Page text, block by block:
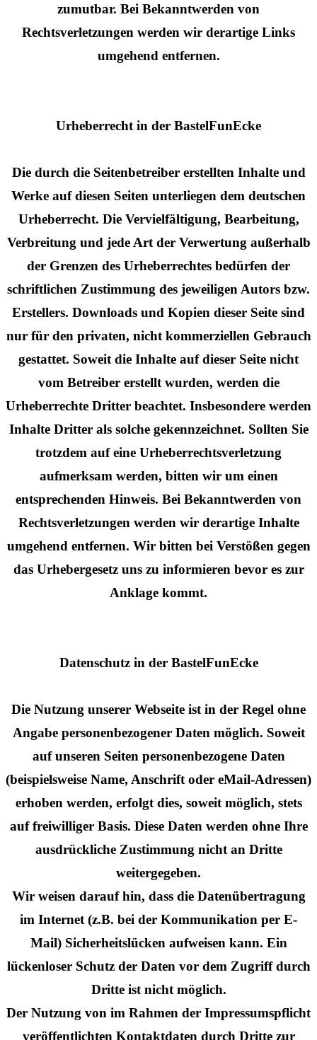
zumutbar. Bei Bekanntwerden von
Rechtsverletzungen werden wir derartige Links
umgehend entfernen.
Urheberrecht in der BastelFunEcke
Die durch die Seitenbetreiber erstellten Inhalte und
Werke auf diesen Seiten unterliegen dem deutschen
Urheberrecht. Die Vervielfältigung, Bearbeitung,
Verbreitung und jede Art der Verwertung außerhalb
der Grenzen des Urheberrechtes bedürfen der
schriftlichen Zustimmung des jeweiligen Autors bzw.
Erstellers. Downloads und Kopien dieser Seite sind
nur für den privaten, nicht kommerziellen Gebrauch
gestattet. Soweit die Inhalte auf dieser Seite nicht
vom Betreiber erstellt wurden, werden die
Urheberrechte Dritter beachtet. Insbesondere werden
Inhalte Dritter als solche gekennzeichnet. Sollten Sie
trotzdem auf eine Urheberrechtsverletzung
aufmerksam werden, bitten wir um einen
entsprechenden Hinweis. Bei Bekanntwerden von
Rechtsverletzungen werden wir derartige Inhalte
umgehend entfernen. Wir bitten bei Verstößen gegen
das Urhebergesetz uns zu informieren bevor es zur
Anklage kommt.
Datenschutz in der BastelFunEcke
Die Nutzung unserer Webseite ist in der Regel ohne
Angabe personenbezogener Daten möglich. Soweit
auf unseren Seiten personenbezogene Daten
(beispielsweise Name, Anschrift oder eMail-Adressen)
erhoben werden, erfolgt dies, soweit möglich, stets
auf freiwilliger Basis. Diese Daten werden ohne Ihre
ausdrückliche Zustimmung nicht an Dritte
weitergegeben.
Wir weisen darauf hin, dass die Datenübertragung
im Internet (z.B. bei der Kommunikation per E-
Mail) Sicherheitslücken aufweisen kann. Ein
lückenloser Schutz der Daten vor dem Zugriff durch
Dritte ist nicht möglich.
Der Nutzung von im Rahmen der Impressumspflicht
veröffentlichten Kontaktdaten durch Dritte zur